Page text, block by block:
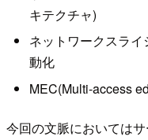
キテクチャ)
ネットワークスラ
動化
MEC(Multi-access
今回の文脈においては